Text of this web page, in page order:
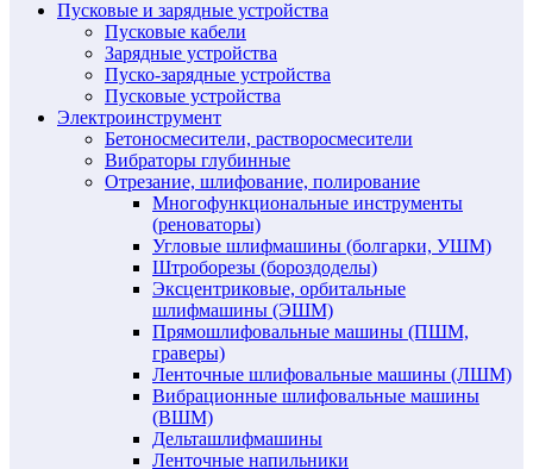
Пусковые и зарядные устройства
Пусковые кабели
Зарядные устройства
Пуско-зарядные устройства
Пусковые устройства
Электроинструмент
Бетоносмесители, растворосмесители
Вибраторы глубинные
Отрезание, шлифование, полирование
Многофункциональные инструменты
(реноваторы)
Угловые шлифмашины (болгарки, УШМ)
Штроборезы (бороздоделы)
Эксцентриковые, орбитальные
шлифмашины (ЭШМ)
Прямошлифовальные машины (ПШМ,
граверы)
Ленточные шлифовальные машины (ЛШМ)
Вибрационные шлифовальные машины
(ВШМ)
Дельташлифмашины
Ленточные напильники